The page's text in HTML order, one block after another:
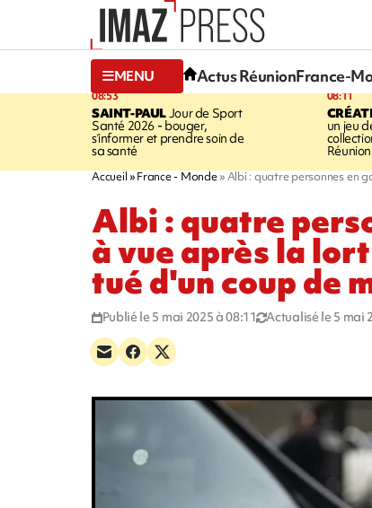
MENU Actus RéunionFrance-
08:53
SAINT-PAULJour de Sport
Santé 2026 - bouger,
s’informer et prendre soin de
sa santé
08:11
un jeu
Réunion
Accueil France - Monde Albi : quatre personnes en
Albi : quatre
à vue après la
tué d'un coup de
Publié le 5 mai 2025 à 08:11 Actualisé le 5 mai